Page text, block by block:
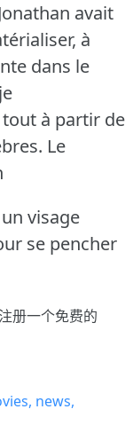
avait
à
dans le
à partir de
Le
visage
se pencher
注册一个免费的